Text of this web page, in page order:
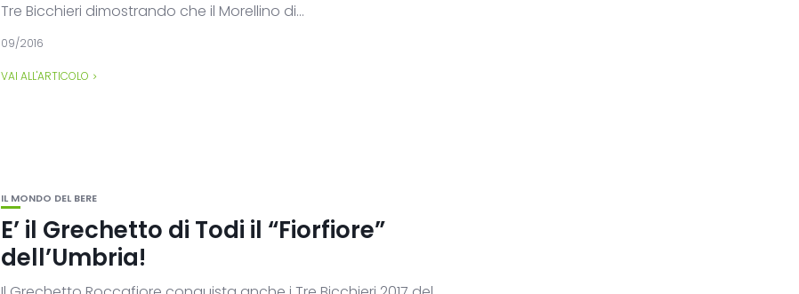
Tre Bicchieri dimostrando che il Morellino di...
09/2016
VAI ALL'ARTICOLO
IL MONDO DEL BERE
E’ il Grechetto di Todi il “Fiorfiore”
dell’Umbria!